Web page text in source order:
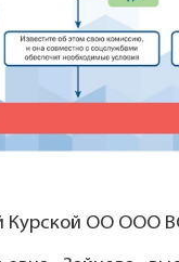
Курской ОО ООО